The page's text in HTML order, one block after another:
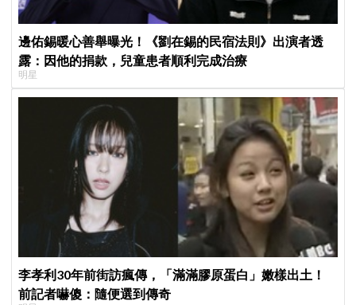
邊佑錫暖心善舉曝光！《劉在錫的民宿法則》出演者透
露：因他的捐款，兒童患者順利完成治療
明星
李孝利30年前街訪瘋傳，「滿滿膠原蛋白」嫩樣出土！
前記者嚇傻：隨便選到傳奇